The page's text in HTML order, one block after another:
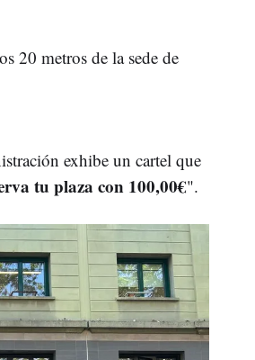
20 metros de la sede de
exhibe un cartel que
tu plaza con 100,00€".